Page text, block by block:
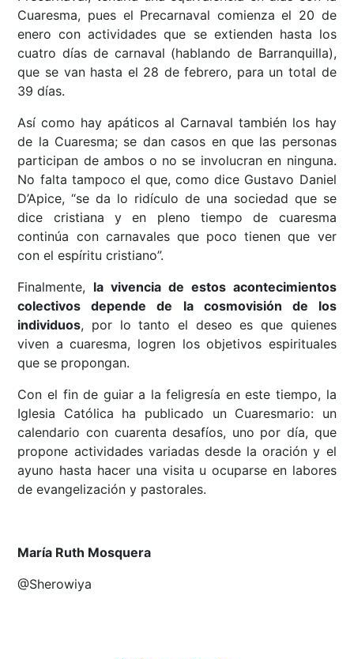
Cuaresma, pues el Precarnaval comienza el 20 de
enero con actividades que se extienden hasta los
cuatro días de carnaval (hablando de Barranquilla),
que se van hasta el 28 de febrero, para un total de
39 días.
Así como hay apáticos al Carnaval también los hay
de la Cuaresma; se dan casos en que las personas
participan de ambos o no se involucran en ninguna.
No falta tampoco el que, como dice Gustavo Daniel
D’Apice, “se da lo ridículo de una sociedad que se
dice cristiana y en pleno tiempo de cuaresma
continúa con carnavales que poco tienen que ver
con el espíritu cristiano”.
Finalmente, la vivencia de estos acontecimientos
colectivos depende de la cosmovisión de los
individuos, por lo tanto el deseo es que quienes
viven a cuaresma, logren los objetivos espirituales
que se propongan.
Con el fin de guiar a la feligresía en este tiempo, la
Iglesia Católica ha publicado un Cuaresmario: un
calendario con cuarenta desafíos, uno por día, que
propone actividades variadas desde la oración y el
ayuno hasta hacer una visita u ocuparse en labores
de evangelización y pastorales.
María Ruth Mosquera
@Sherowiya